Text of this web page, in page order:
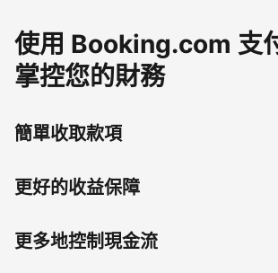
使用 Booking.com 支
掌控您的財務
簡單收取款項
更好的收益保障
更多地控制現金流